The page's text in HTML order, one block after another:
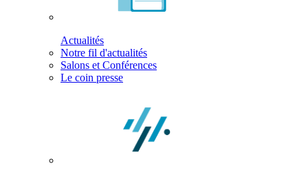
Actualités
Notre fil d'actualités
Salons et Conférences
Le coin presse